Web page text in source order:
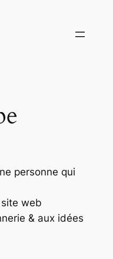
personne qui
site web
& aux idées